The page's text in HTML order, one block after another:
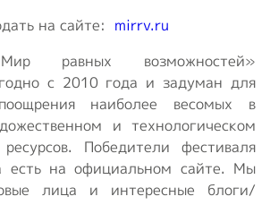
на сайте: mirrv.ru
равных возможностей»
с 2010 года и задуман для
наиболее весомых в
и технологическом
Победители фестиваля
есть на официальном сайте. Мы
лица и интересные блоги/